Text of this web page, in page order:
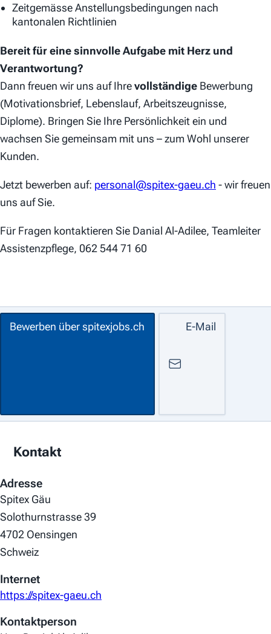
Zeitgemässe Anstellungsbedingungen nach
kantonalen Richtlinien
Bereit für eine sinnvolle Aufgabe mit Herz und
Verantwortung?
Dann freuen wir uns auf Ihrevollständige Bewerbung
(Motivationsbrief, Lebenslauf, Arbeitszeugnisse,
Diplome). Bringen Sie Ihre Persönlichkeit ein und
wachsen Sie gemeinsam mit uns – zum Wohl unserer
Kunden.
Jetzt bewerben auf: personal@spitex-gaeu.ch - wir freuen
uns auf Sie.
Für Fragen kontaktieren Sie Danial Al-Adilee, Teamleiter
Assistenzpflege, 062 544 71 60
Bewerben über spitexjobs.ch E-Mail
Kontakt
Adresse
Spitex Gäu
Solothurnstrasse 39
4702 Oensingen
Schweiz
Internet
https://spitex-gaeu.ch
Kontaktperson